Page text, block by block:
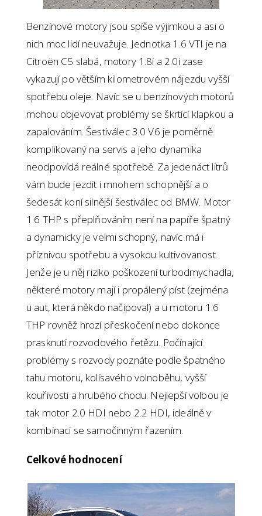
Benzínové motory jsou spíše výjimkou a asi o
nich moc lidí neuvažuje. Jednotka 1.6 VTI je na
Citroën C5 slabá, motory 1.8i a 2.0i zase
vykazují po větším kilometrovém nájezdu vyšší
spotřebu oleje. Navíc se u benzínových motorů
mohou objevovat problémy se škrtící klapkou a
zapalováním. Šestiválec 3.0 V6 je poměrně
komplikovaný na servis a jeho dynamika
neodpovídá reálné spotřebě. Za jedenáct litrů
vám bude jezdit i mnohem schopnější a o
šedesát koní silnější šestiválec od BMW. Motor
1.6 THP s přeplňováním není na papíře špatný
a dynamicky je velmi schopný, navíc má i
příznivou spotřebu a vysokou kultivovanost.
Jenže je u něj riziko poškození turbodmychadla,
některé motory mají i propálený píst (zejména
u aut, která někdo načipoval) a u motoru 1.6
THP rovněž hrozí přeskočení nebo dokonce
prasknutí rozvodového řetězu. Počínající
problémy s rozvody poznáte podle špatného
tahu motoru, kolísavého volnoběhu, vyšší
kouřivosti a hrubého chodu. Nejlepší volbou je
tak motor 2.0 HDI nebo 2.2 HDI, ideálně v
kombinaci se samočinným řazením.
Celkové hodnocení